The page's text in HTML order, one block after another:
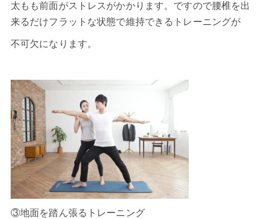
太もも前面がストレスがかかります。ですので腰椎を出
来るだけフラットな状態で維持できるトレーニングが
不可欠になります。
③地面を踏ん張るトレーニング